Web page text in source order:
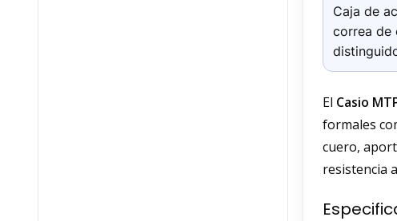
Caja de
correa de
El Casio
formales
cuero,
resistencia